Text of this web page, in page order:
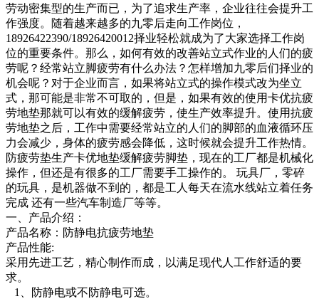
劳动密集型的生产而已，为了追求生产率，企业往往会提升工
作强度。随着越来越多的九零后走向工作岗位，
18926422390/18926420012择业轻松就成为了大家选择工作岗
位的重要条件。那么，如何有效的改善站立式作业的人们的疲
劳呢？经常站立脚疲劳有什么办法？怎样增加九零后们择业的
机会呢？对于企业而言，如果将站立式的操作模式改为坐立
式，那可能是非常不可取的，但是，如果有效的使用卡优抗疲
劳地垫那就可以有效的缓解疲劳，使生产效率提升。使用抗疲
劳地垫之后，工作中需要经常站立的人们的脚部的血液循环压
力会减少，身体的疲劳感会降低，这时候就会提升工作热情。
防疲劳垫生产卡优地垫缓解疲劳脚垫，现在的工厂都是机械化
操作，但还是有很多的工厂需要手工操作的。 玩具厂，零碎
的玩具，是机器做不到的，都是工人每天在流水线站立着任务
完成 还有一些汽车制造厂等等。
一、产品介绍：
产品名称：防静电抗疲劳地垫
产品性能:
采用先进工艺，精心制作而成，以满足现代人工作舒适的要
求。
1、防静电或不防静电可选。